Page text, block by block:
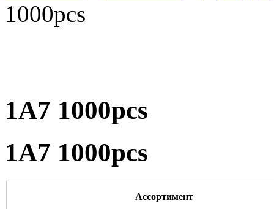
1000pcs
1A7 1000pcs
1A7 1000pcs
Ассортимент